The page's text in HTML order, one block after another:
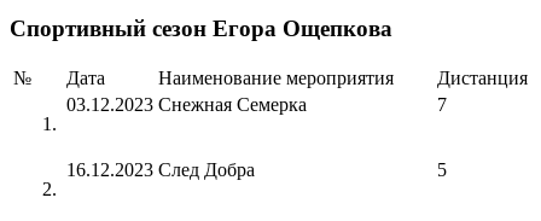
Спортивный сезон Егора Ощепкова
№ Дата Наименование мероприятия
Дистанция
03.12.2023 Снежная Семерка 7
16.12.2023 След Добра 5